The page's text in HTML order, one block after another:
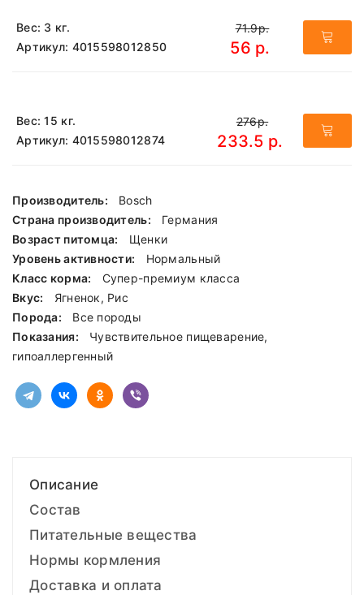
Вес: 3 кг.
Артикул: 4015598012850
71.9р.
56 р.
Вес: 15 кг.
Артикул: 4015598012874
276р.
233.5 р.
Производитель:
Bosch
Страна производитель:
Германия
Возраст питомца:
Щенки
Уровень активности:
Нормальный
Класс корма:
Cупер-премиум класса
Вкус:
Ягненок, Рис
Порода:
Все породы
Показания:
Чувствительное пищеварение,
гипоаллергенный
Описание
Состав
Питательные вещества
Нормы кормления
Доставка и оплата